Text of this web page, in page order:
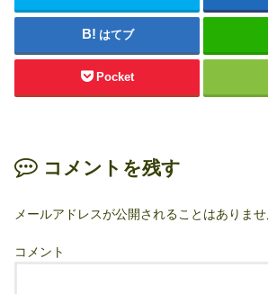
はてブ
Pocket
コメントを残す
メールアドレスが公開されることはありませ
コメント